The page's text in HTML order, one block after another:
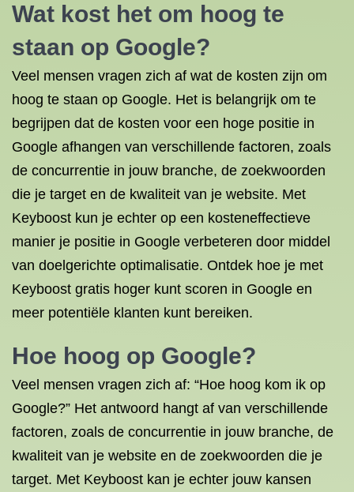
Wat kost het om hoog te
staan op Google?
Veel mensen vragen zich af wat de kosten zijn om
hoog te staan op Google. Het is belangrijk om te
begrijpen dat de kosten voor een hoge positie in
Google afhangen van verschillende factoren, zoals
de concurrentie in jouw branche, de zoekwoorden
die je target en de kwaliteit van je website. Met
Keyboost kun je echter op een kosteneffectieve
manier je positie in Google verbeteren door middel
van doelgerichte optimalisatie. Ontdek hoe je met
Keyboost gratis hoger kunt scoren in Google en
meer potentiële klanten kunt bereiken.
Hoe hoog op Google?
Veel mensen vragen zich af: “Hoe hoog kom ik op
Google?” Het antwoord hangt af van verschillende
factoren, zoals de concurrentie in jouw branche, de
kwaliteit van je website en de zoekwoorden die je
target. Met Keyboost kan je echter jouw kansen